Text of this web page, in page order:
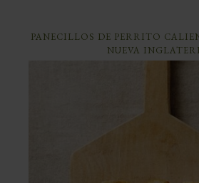
PANECILLOS DE PERRITO
NUEVA